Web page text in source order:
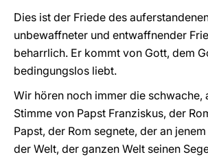
Dies ist der Friede des
unbewaffneter und entwaffnender
beharrlich. Er kommt von Gott, dem
bedingungslos liebt.
Wir hören noch immer die schwache,
Stimme von Papst Franziskus, der
Papst, der Rom segnete, der an
der Welt, der ganzen Welt seinen